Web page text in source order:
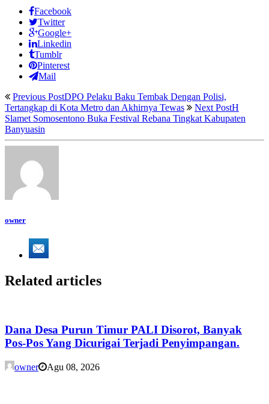
Facebook
Twitter
Google+
Linkedin
Tumblr
Pinterest
Mail
Previous PostDPO Pelaku Baku Tembak Dengan Polisi,
Tertangkap di Kota Metro dan Akhirnya Tewas
Next PostH
Slamet Somosentono Buka Festival Rebana Tingkat Kabupaten
Banyuasin
owner
Related articles
Dana Desa Purun Timur PALI Disorot, Banyak
Pos-Pos Yang Dicurigai Terjadi Penyimpangan.
owner Agu 08, 2026